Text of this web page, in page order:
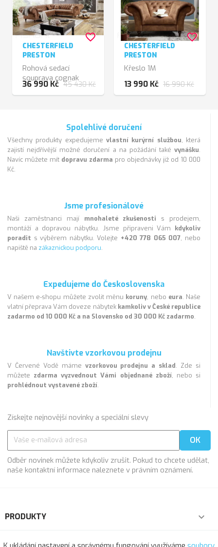
CHESTERFIELD
PRESTON
Rohová sedací
souprava cognak
36 990 Kč 45 430 Kč
favorite_border
CHESTERFIELD
PRESTON
Křeslo 1M
13 990 Kč 16 990 Kč
favorite_border
Spolehlivé doručení
Všechny produkty expedujeme vlastní kurýrní službou, která
zajistí nejdřívější možné doručení a na požádání také vynášku.
Navíc můžete mít dopravu zdarma pro objednávky již od 10 000
Kč.
Jsme profesionálové
Naši zaměstnanci mají mnohaleté zkušenosti s prodejem,
montáží a dopravou nábytku. Jsme připraveni Vám kdykoliv
poradit s výběrem nábytku. Volejte +420 778 065 007, nebo
napiště na zákaznickou podporu.
Expedujeme do Československa
V našem e-shopu můžete zvolit měnu koruny, nebo eura. Naše
vlatní přeprava Vám doveze nábytek kamkoliv v České republice
zadarmo od 10 000 Kč a na Slovensko od 30 000 Kč zadarmo.
Navštivte vzorkovou prodejnu
V Červené Vodě máme vzorkovou prodejnu a sklad. Zde si
můžete zdarma vyzvednout Vámi objednané zboží, nebo si
prohlédnout vystavené zboží.
Získejte nejnovější novinky a speciální slevy
Odběr novinek můžete kdykoliv zrušit. Pokud to chcete udělat,
naše kontaktní informace naleznete v právním oznámení.
PRODUKTY 
NAŠE SPOLEČNOST 